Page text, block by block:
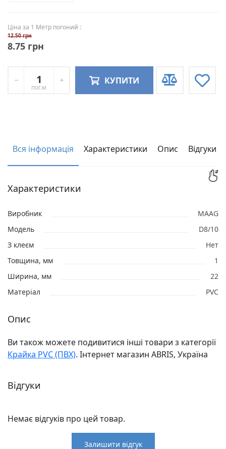
Ціна за 1 Метр погоний :
12.50 грн
8.75 грн
пог.м
КУПИТИ
Вся інформація Характеристики Опис Відгуки
Характеристики
Виробник
MAAG
Модель
D8/10
З клеєм
Нет
Товщина, мм
1
Ширина, мм
22
Матеріал
PVC
Опис
Ви також можете подивитися інші товари з категорії
Крайка PVC (ПВХ). Інтернет магазин ABRIS, Україна
Відгуки
Немає відгуків про цей товар.
Залишити відгук